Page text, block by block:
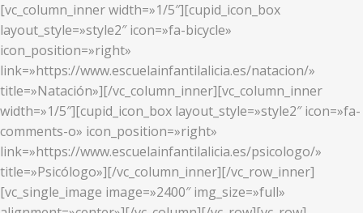
[vc_column_inner width=»1/5″][cupid_icon_box
layout_style=»style2″ icon=»fa-bicycle»
icon_position=»right»
link=»https://www.escuelainfantilalicia.es/natacion/»
title=»Natación»][/vc_column_inner][vc_column_inner
width=»1/5″][cupid_icon_box layout_style=»style2″ icon=»fa-
comments-o» icon_position=»right»
link=»https://www.escuelainfantilalicia.es/psicologo/»
title=»Psicólogo»][/vc_column_inner][/vc_row_inner]
[vc_single_image image=»2400″ img_size=»full»